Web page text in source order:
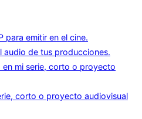
para emitir en el cine.
audio de tus producciones.
en mi serie, corto o proyecto
corto o proyecto audiovisual